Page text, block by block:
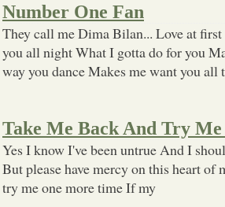
Number One Fan
They call me Dima Bilan... Love at
you all night What I gotta do for you
way you dance Makes me want you all
Take Me Back And Try
Yes I know I've been untrue And I
But please have mercy on this heart of
try me one more time If my